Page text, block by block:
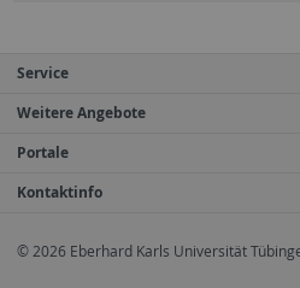
Service
Weitere Angebote
Portale
Kontaktinfo
© 2026 Eberhard Karls Universität